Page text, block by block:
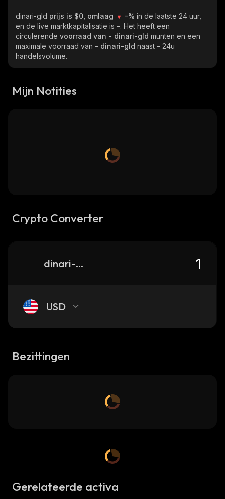
dinari-gld prijs is $0, omlaag -% in de laatste 24 uur,
en de live marktkapitalisatie is -. Het heeft een
circulerende voorraad van - dinari-gld munten en een
maximale voorraad van - dinari-gld naast - 24u
handelsvolume.
Mijn Notities
Crypto Converter
dinari-gld
USD
Bezittingen
Gerelateerde activa